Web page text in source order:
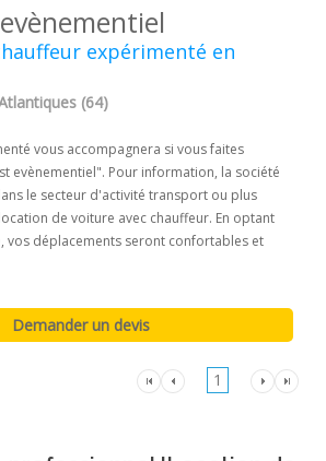
expérimenté en
(64)
vous accompagnera si vous faites
evènementiel". Pour information, la société
le secteur d'activité transport ou plus
de voiture avec chauffeur. En optant
vos déplacements seront confortables et
1